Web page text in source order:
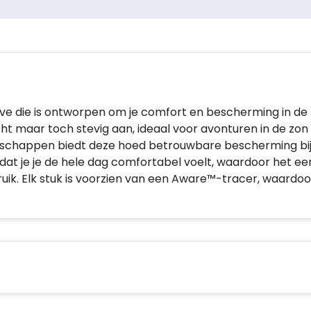
die is ontworpen om je comfort en bescherming in
maar toch stevig aan, ideaal voor avonturen in de
biedt deze hoed betrouwbare bescherming
je je de hele dag comfortabel voelt, waardoor het
Elk stuk is voorzien van een Aware™-tracer,